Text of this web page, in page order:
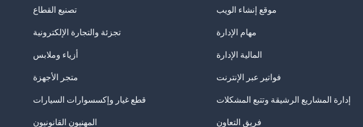
تصنيع القطاع
تجزئة والتجارة الإلكترونية
أزياء وملابس
متجر الأجهزة
قطع غيار وإكسسوارات السيارات
المهنيون القانونيون
موقع إنشاء الويب
مهام الإدارة
المالية الإدارة
فواتير عبر الإنترنت
إدارة المشاريع الرشيقة وتتبع المشكلات
فريق التعاون